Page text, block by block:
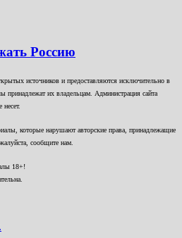
Россию
источников и предоставляются исключительно в
принадлежат их владельцам. Администрация сайта
несет.
которые нарушают авторские права, принадлежащие
сообщите нам.
18+!